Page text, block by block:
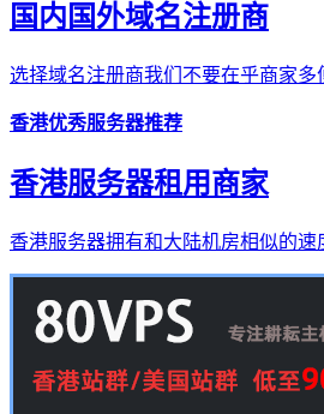
国内国外域名注册商
选择域名注册商我们不要在乎商家
香港优秀服务器推荐
香港服务器租用商家
香港服务器拥有和大陆机房相似的